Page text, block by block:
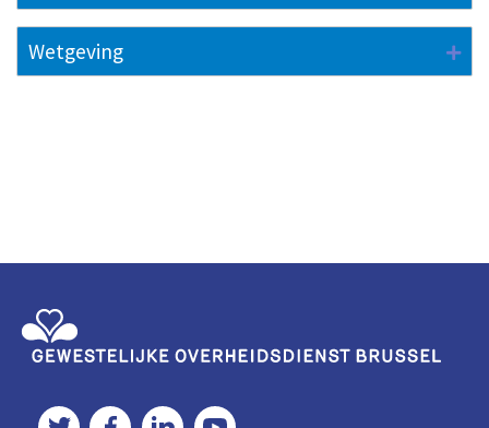
Wetgeving
Twitter FacebookLinkedInYouTube